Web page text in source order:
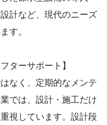
計など、現代のニーズ
す。
ターサポート】
なく、定期的なメンテ
では、設計・施工だけ
視しています。設計段